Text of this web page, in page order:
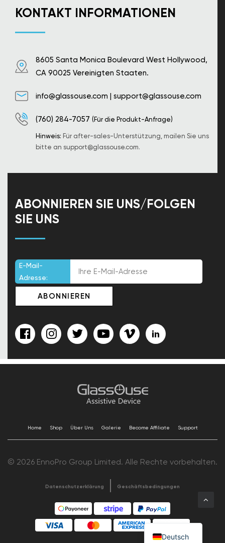
KONTAKT INFORMATIONEN
8605 Santa Monica Boulevard West Hollywood,
CA 90025 Vereinigten Staaten.
info@glassouse.com | support@glassouse.com
(760) 284-7057 (Für die Produkt-Anfrage)
Hinweis: Für after-sales-Unterstützung, mailen Sie uns
bitte an support@glassouse.com.
ABONNIEREN SIE UNS/FOLGEN
SIE UNS
E-Mail-
Adresse:
Home Shop Über Uns Galerie Become Affiliate Support
© 2026 EnnoPro Group Limited. Alle Rechte vorbehalten.
Datenschutzerklärung Geschäftsbedingungen
Deutsch